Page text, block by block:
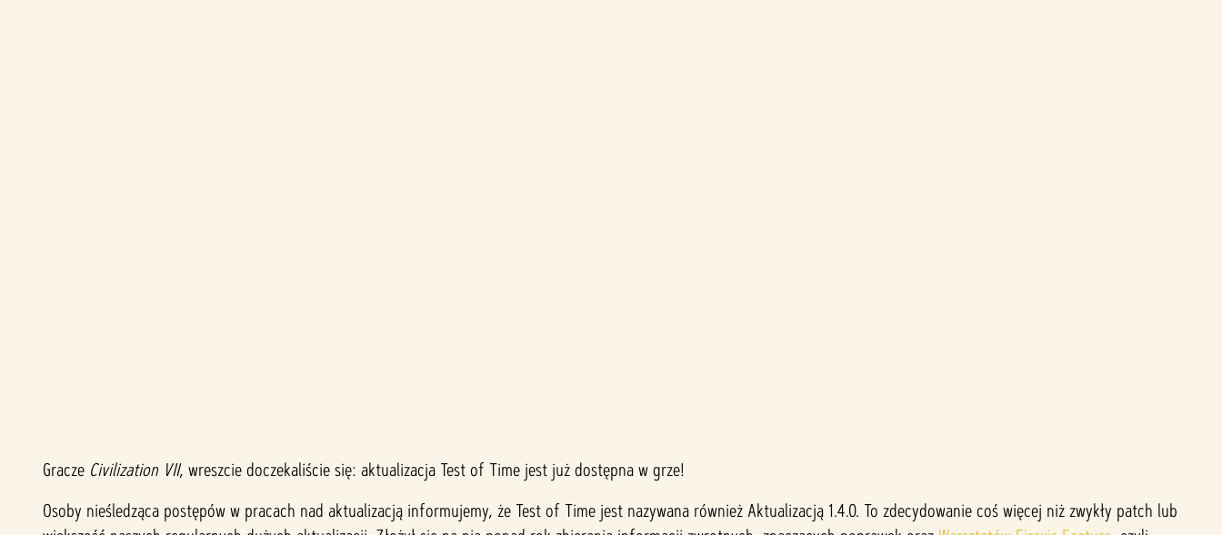
A
Gracze Civilization VII, wreszcie doczekaliście się: aktualizacja Test of Time jest już dostępna w grze!
Osoby nieśledząca postępów w pracach nad aktualizacją informujemy, że Test of Time jest nazywana również Aktualizacją 1.4.0. To zdecydowanie coś więcej niż zwykły patch lub